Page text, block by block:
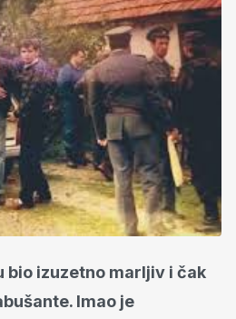
bio izuzetno marljiv i čak
Imao je